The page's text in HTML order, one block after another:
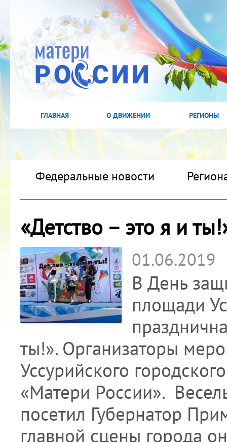
ГЛАВНАЯ О ДВИЖЕНИИ РЕГИОНЫ
Федеральные новости
«Детство – это я и
01.06.2019
В День
площади
ты!». Организаторы
Уссурийского
«Матери России».
посетил Губернатор
главной сцены города